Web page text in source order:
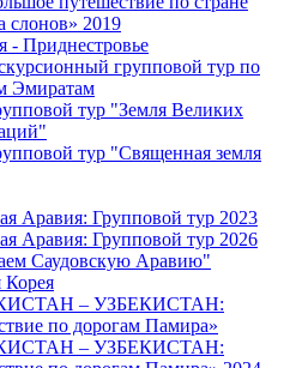
слонов» 2019
- Приднестровье
групповой тур по
Эмиратам
тур "Земля Великих
тур "Священная земля
Аравия: Групповой тур 2023
Аравия: Групповой тур 2026
Саудовскую Аравию"
Корея
– УЗБЕКИСТАН:
по дорогам Памира»
– УЗБЕКИСТАН: